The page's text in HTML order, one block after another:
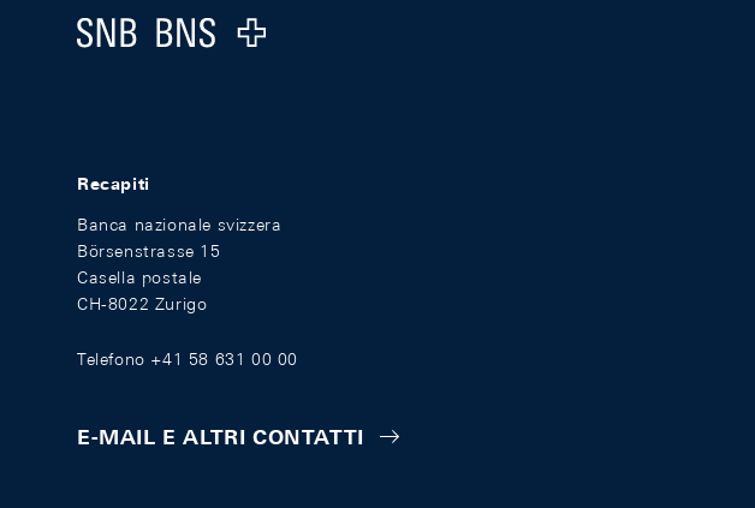
Logo
Recapiti
Banca nazionale svizzera
Börsenstrasse 15
Casella postale
CH-8022 Zurigo
Telefono +41 58 631 00 00
E-MAIL E ALTRI CONTATTI